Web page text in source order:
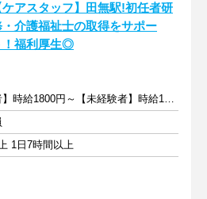
ケアスタッフ】田無駅!初任者研
・介護福祉士の取得をサポー
！福利厚生◎
【経験者】時給1800円～【未経験者】時給1600円～ ＋交通費
1日7時間以上